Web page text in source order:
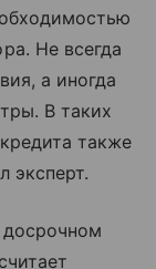
Не всегда
а иногда
В таких
также
эксперт.
досрочном